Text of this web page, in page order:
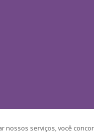
serviços, você